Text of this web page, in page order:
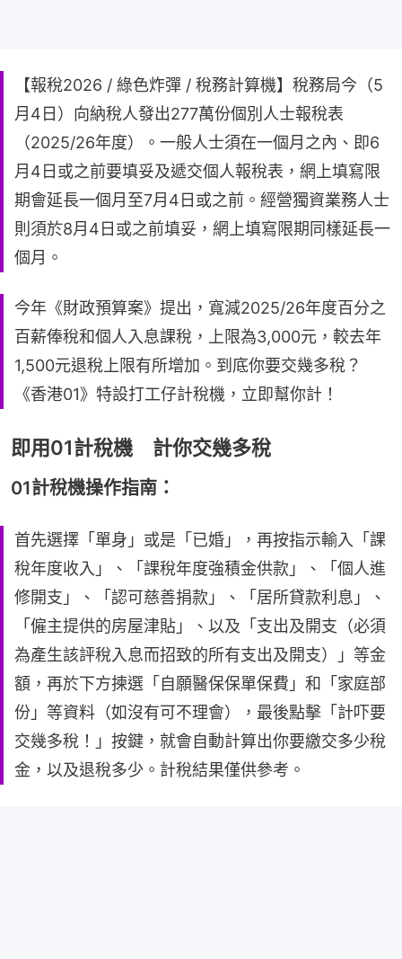
【報稅2026 / 綠色炸彈 / 稅務計算機】稅務局今（5
月4日）向納稅人發出277萬份個別人士報稅表
（2025/26年度）。一般人士須在一個月之內、即6
月4日或之前要填妥及遞交個人報稅表，網上填寫限
期會延長一個月至7月4日或之前。經營獨資業務人士
則須於8月4日或之前填妥，網上填寫限期同樣延長一
個月。
今年《財政預算案》提出，寬減2025/26年度百分之
百薪俸稅和個人入息課稅，上限為3,000元，較去年
1,500元退稅上限有所增加。到底你要交幾多稅？
《香港01》特設打工仔計稅機，立即幫你計！
即用01計稅機 計你交幾多稅
01計稅機操作指南：
首先選擇「單身」或是「已婚」，再按指示輸入「課
稅年度收入」、「課稅年度強積金供款」、「個人進
修開支」、「認可慈善捐款」、「居所貸款利息」、
「僱主提供的房屋津貼」、以及「支出及開支（必須
為產生該評稅入息而招致的所有支出及開支）」等金
額，再於下方揀選「自願醫保保單保費」和「家庭部
份」等資料（如沒有可不理會），最後點擊「計吓要
交幾多稅！」按鍵，就會自動計算出你要繳交多少稅
金，以及退稅多少。計稅結果僅供參考。